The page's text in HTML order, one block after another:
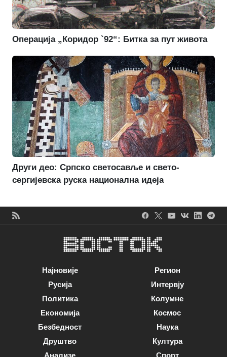
Операција „Коридор `92“: Битка за пут живота
Други део: Српско светосавље и свето-
сергијевска руска национална идеја
Најновије
Русија
Политика
Економија
Безбедност
Друштво
Анализе
Регион
Интервју
Колумне
Космос
Наука
Култура
Спорт